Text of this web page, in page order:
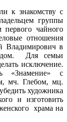
к знакомству с
группы
первого чайного
отношения
Владимирович в
Для семьи
исключение.
«Знамение» с
мч. Глебом, мц.
художника
и изготовить
храма на